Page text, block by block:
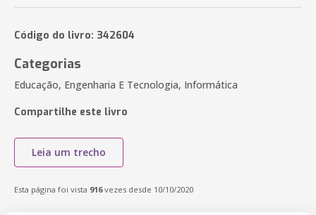
Código do livro: 342604
Categorias
Educação, Engenharia E Tecnologia, Informática
Compartilhe este livro
Leia um trecho
Esta página foi vista 916vezes desde 10/10/2020